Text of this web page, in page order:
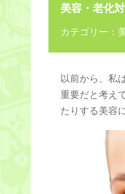
美容・老化
カテゴリー：
以前から、私
重要だと考え
たりする美容